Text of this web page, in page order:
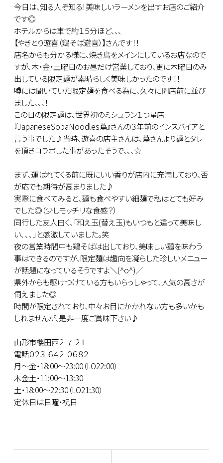
今日は、知る人ぞ知る！美味しいラーメンを出すお店のご紹介
です◎
ホテルからは車で約１５分ほど、、、
【やきとり遊喜（鶏そば遊喜）】さんです！！
店名からも分かる様に、焼き鳥をメインにしているお店なので
すが、木・金・土曜日のお昼だけ営業しており、更に木曜日のみ
出している限定麺が素晴らしく美味しかったのです！！
噂には聞いていた限定麺を食べる為に、久々に開店前に並び
ました、、、！
この日の限定麺は、世界初のミシュラン１つ星店
『JapaneseSobaNoodles蔦』さんの３年前のインスパイアと
言う事でした♪当時、遊喜の店主さんは、蔦さんより麺とタレ
を頂きコラボした事があったそうで、、、☆
まず、運ばれてくる前に既にいい香りが店内に充満しており、否
が応でも期待が高まりました♪
実際に食べてみると、麺も食べやすい細麺で私はとても好み
でした◎（少しモッチリな食感？）
同行した友人曰く、「和え玉(替え玉)もいつもと違って美味し
い､､､」と感激していました。笑
夜の営業時間中も鶏そばは出しており、美味しい麺を味わう
事はできるのですが、限定麺は趣向を凝らした珍しいメニュー
が話題になっているそうですよ＼(^o^)／
県外からも駆けつけている方もいらっしゃって、人気の高さが
伺えました◎
時間が限定されており、中々お目にかかれない方も多いかも
しれませんが、是非一度ご賞味下さい♪
山形市櫻田西２-７-２１
電話０２３-６４２-０６８２
月～金・18:00～23:00（LO22:00）
木金土・11:00～13:30
土・18:00～22:30（LO21:30）
定休日は日曜・祝日